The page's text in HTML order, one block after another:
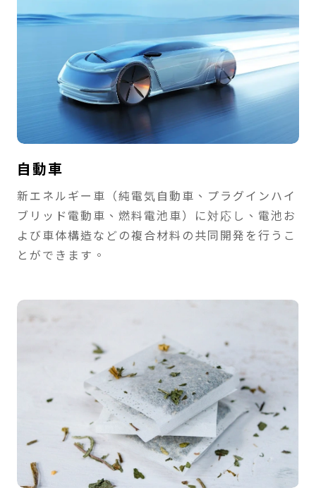
自動車
新エネルギー車（純電気自動車、プラグインハイ
ブリッド電動車、燃料電池車）に対応し、電池お
よび車体構造などの複合材料の共同開発を行うこ
とができます。